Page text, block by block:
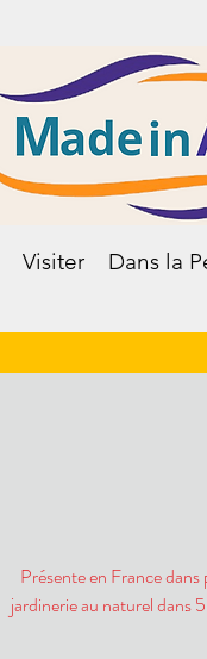
Visiter Dans la
Présente en France
jardinerie au naturel dans